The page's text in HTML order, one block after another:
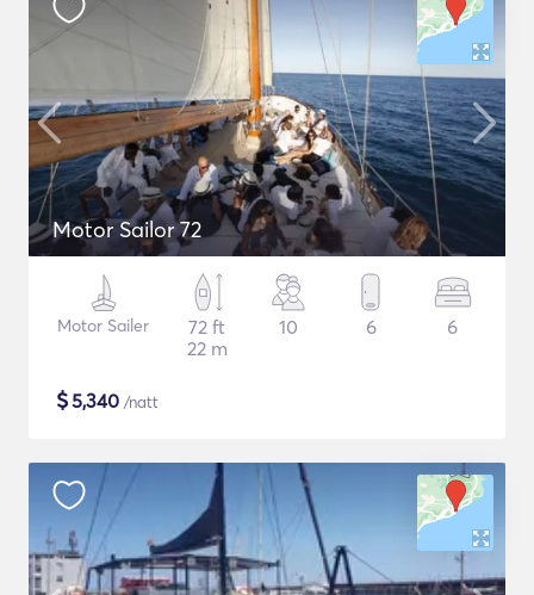
Motor Sailor 72
Motor Sailer
72 ft
22 m
10 6 6
$5,340 /natt